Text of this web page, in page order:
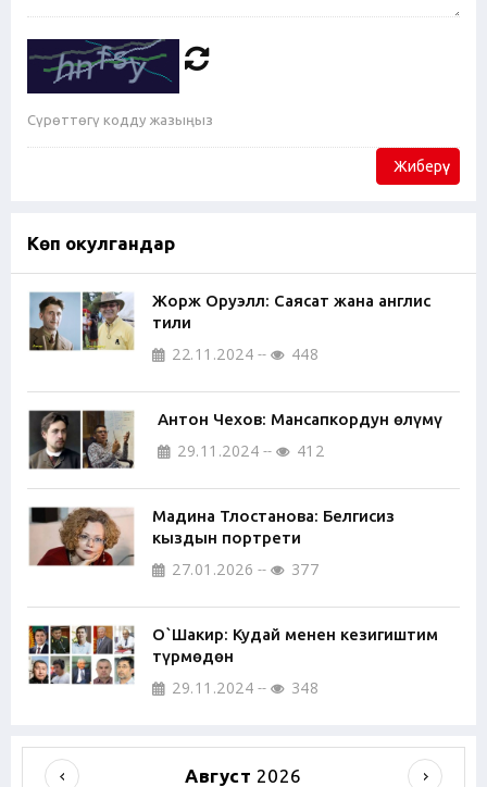
Жиберүү
Көп окулгандар
Жорж Оруэлл: Саясат жана англис
тили
22.11.2024 448
Антон Чехов: Мансапкордун өлүмү
29.11.2024 412
Мадина Тлостанова: Белгисиз
кыздын портрети
27.01.2026 377
О`Шакир: Кудай менен кезигиштим
түрмөдөн
29.11.2024 348
Август 2026